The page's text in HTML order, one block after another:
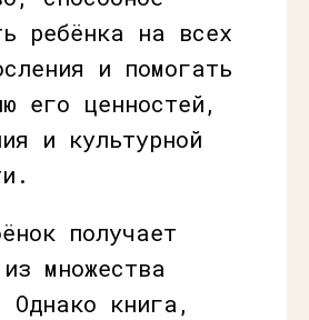
ребёнка на всех
и помогать
его ценностей,
и культурной
получает
множества
Однако книга,